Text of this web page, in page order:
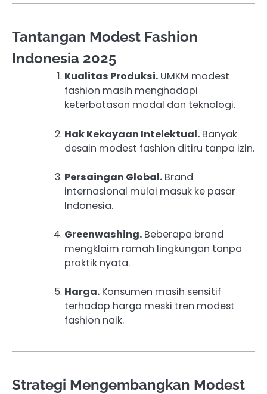
Tantangan Modest Fashion
Indonesia 2025
Kualitas Produksi. UMKM modest
fashion masih menghadapi
keterbatasan modal dan teknologi.
Hak Kekayaan Intelektual. Banyak
desain modest fashion ditiru tanpa izin.
Persaingan Global. Brand
internasional mulai masuk ke pasar
Indonesia.
Greenwashing. Beberapa brand
mengklaim ramah lingkungan tanpa
praktik nyata.
Harga. Konsumen masih sensitif
terhadap harga meski tren modest
fashion naik.
Strategi Mengembangkan Modest